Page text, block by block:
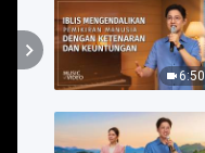
6:50